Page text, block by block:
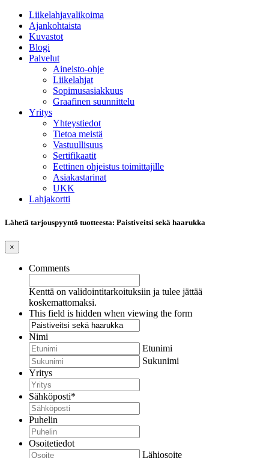
Liikelahjavalikoima
Ajankohtaista
Kuvastot
Blogi
Palvelut
Aineisto-ohje
Liikelahjat
Sopimusasiakkuus
Graafinen suunnittelu
Yritys
Yhteystiedot
Tietoa meistä
Vastuullisuus
Sertifikaatit
Eettinen ohjeistus toimittajille
Asiakastarinat
UKK
Lahjakortti
Lähetä tarjouspyyntö tuotteesta: Paistiveitsi sekä haarukka
×
Comments
Kenttä on validointitarkoituksiin ja tulee jättää
koskemattomaksi.
This field is hidden when viewing the form
Nimi
Etunimi
Sukunimi
Yritys
Sähköposti*
Puhelin
Osoitetiedot
Lähiosoite